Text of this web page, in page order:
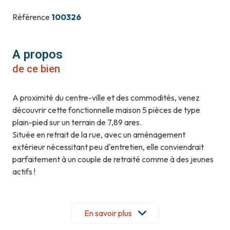
Référence 100326
A propos
de ce bien
A proximité du centre-ville et des commodités, venez
découvrir cette fonctionnelle maison 5 pièces de type
plain-pied sur un terrain de 7,89 ares.
Située en retrait de la rue, avec un aménagement
extérieur nécessitant peu d'entretien, elle conviendrait
parfaitement à un couple de retraité comme à des jeunes
actifs !
Au RDC surélevé et équipé d'un monte-charge, vous
trouverez un dégagement, une cuisine équipée
En savoir plus